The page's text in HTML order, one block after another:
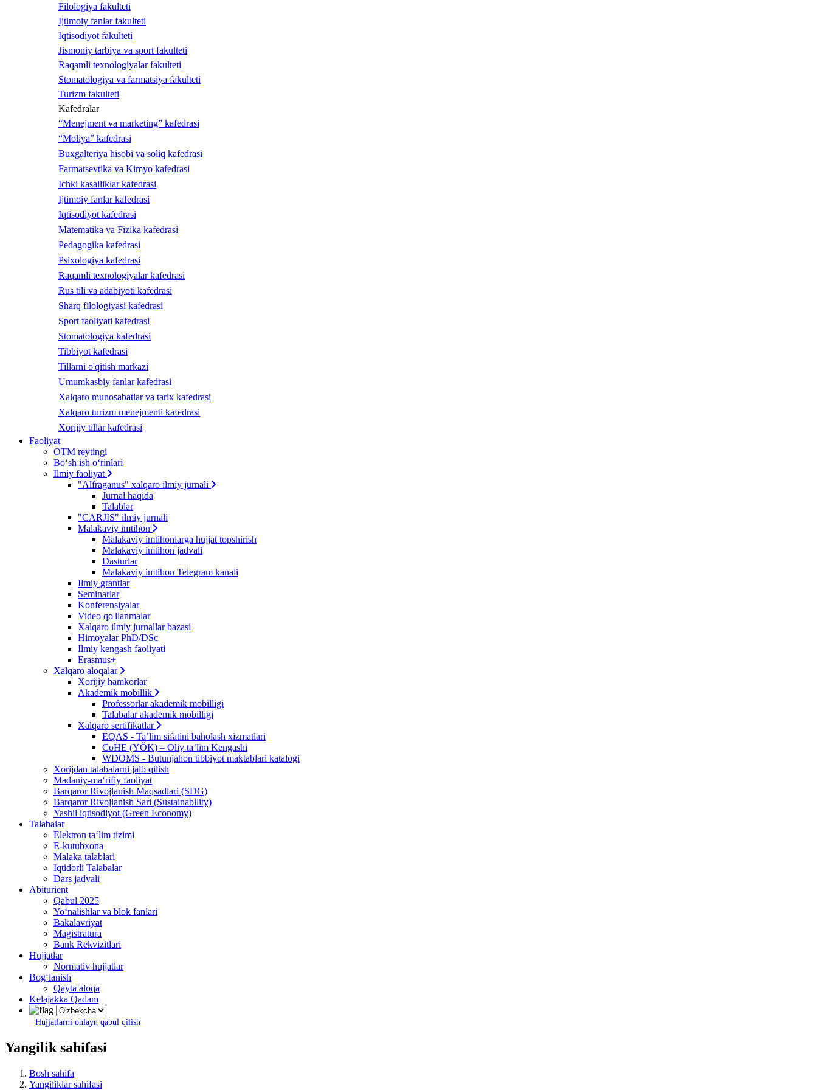
Filologiya fakulteti
Ijtimoiy fanlar fakulteti
Iqtisodiyot fakulteti
Jismoniy tarbiya va sport fakulteti
Raqamli texnologiyalar fakulteti
Stomatologiya va farmatsiya fakulteti
Turizm fakulteti
Kafedralar
“Menejment va marketing” kafedrasi
“Moliya” kafedrasi
Buxgalteriya hisobi va soliq kafedrasi
Farmatsevtika va Kimyo kafedrasi
Ichki kasalliklar kafedrasi
Ijtimoiy fanlar kafedrasi
Iqtisodiyot kafedrasi
Matematika va Fizika kafedrasi
Pedagogika kafedrasi
Psixologiya kafedrasi
Raqamli texnologiyalar kafedrasi
Rus tili va adabiyoti kafedrasi
Sharq filologiyasi kafedrasi
Sport faoliyati kafedrasi
Stomatologiya kafedrasi
Tibbiyot kafedrasi
Tillarni o'qitish markazi
Umumkasbiy fanlar kafedrasi
Xalqaro munosabatlar va tarix kafedrasi
Xalqaro turizm menejmenti kafedrasi
Xorijiy tillar kafedrasi
Faoliyat
OTM reytingi
Bo‘sh ish o‘rinlari
Ilmiy faoliyat
"Alfraganus" xalqaro ilmiy jurnali
Jurnal haqida
Talablar
"CARJIS" ilmiy jurnali
Malakaviy imtihon
Malakaviy imtihonlarga hujjat topshirish
Malakaviy imtihon jadvali
Dasturlar
Malakaviy imtihon Telegram kanali
Ilmiy grantlar
Seminarlar
Konferensiyalar
Video qo'llanmalar
Xalqaro ilmiy jurnallar bazasi
Himoyalar PhD/DSc
Ilmiy kengash faoliyati
Erasmus+
Xalqaro aloqalar
Xorijiy hamkorlar
Akademik mobillik
Professorlar akademik mobilligi
Talabalar akademik mobilligi
Xalqaro sertifikatlar
EQAS - Ta’lim sifatini baholash xizmatlari
CoHE (YÖK) – Oliy ta’lim Kengashi
WDOMS - Butunjahon tibbiyot maktablari katalogi
Xorijdan talabalarni jalb qilish
Madaniy-ma‘rifiy faoliyat
Barqaror Rivojlanish Maqsadlari (SDG)
Barqaror Rivojlanish Sari (Sustainability)
Yashil iqtisodiyot (Green Economy)
Talabalar
Elektron ta‘lim tizimi
E-kutubxona
Malaka talablari
Iqtidorli Talabalar
Dars jadvali
Abiturient
Qabul 2025
Yo‘nalishlar va blok fanlari
Bakalavriyat
Magistratura
Bank Rekvizitlari
Hujjatlar
Normativ hujjatlar
Bog‘lanish
Qayta aloqa
Kelajakka Qadam
Hujjatlarni onlayn qabul qilish
Yangilik sahifasi
Bosh sahifa
Yangiliklar sahifasi